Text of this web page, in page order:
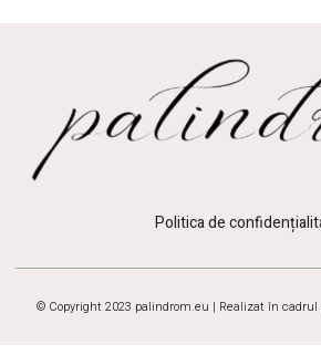
Politica de
© Copyright 2023 palindrom.eu | Realizat în